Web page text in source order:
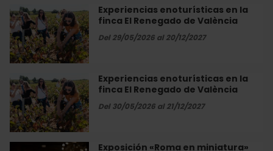
Renegado
de
València
Experiencias enoturísticas en la
finca El Renegado de València
Del 29/05/2026 al 20/12/2027
Experiencias
enoturísticas
en
la
finca
Renegado
de
València
Experiencias enoturísticas en la
finca El Renegado de València
Del 30/05/2026 al 21/12/2027
Experiencias
enoturísticas
en
la
finca
El
Exposición «Roma en miniatura»
Exposición